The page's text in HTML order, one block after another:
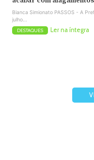
Bianca Simionato PASSOS - A
julho...
DESTAQUES Ler na íntegra